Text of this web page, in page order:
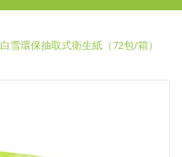
白雪環保抽取式衛生紙（72包/箱）